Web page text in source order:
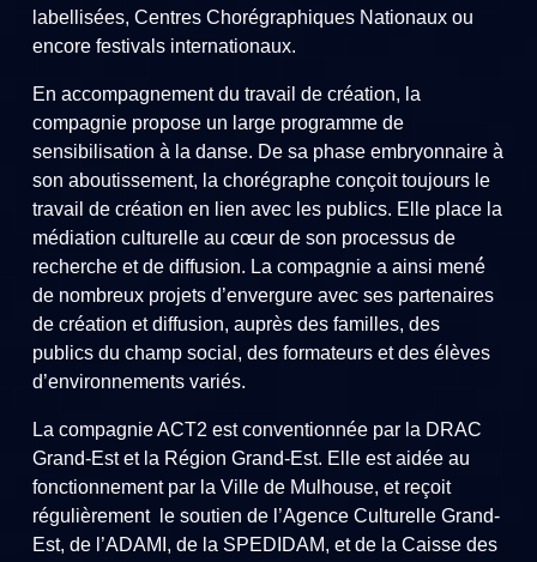
labellisées, Centres Chorégraphiques Nationaux ou
encore festivals internationaux.
En accompagnement du travail de création, la
compagnie propose un large programme de
sensibilisation à la danse. De sa phase embryonnaire à
son aboutissement, la chorégraphe conçoit toujours le
travail de création en lien avec les publics. Elle place la
médiation culturelle au cœur de son processus de
recherche et de diffusion. La compagnie a ainsi mené́
de nombreux projets d’envergure avec ses partenaires
de création et diffusion, auprès des familles, des
publics du champ social, des formateurs et des élèves
d’environnements variés.
La compagnie ACT2 est conventionnée par la DRAC
Grand-Est et la Région Grand-Est. Elle est aidée au
fonctionnement par la Ville de Mulhouse, et reçoit
régulièrement le soutien de l’Agence Culturelle Grand-
Est, de l’ADAMI, de la SPEDIDAM, et de la Caisse des